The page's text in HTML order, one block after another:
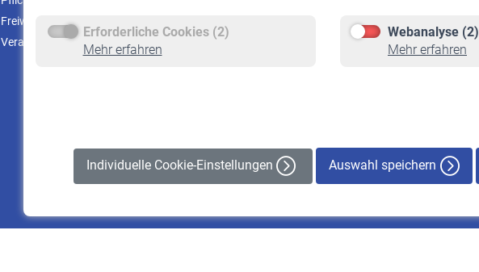
Erforderliche Cookies (2)
Mehr erfahren
Webanalyse (2)
Mehr erfahren
Individuelle Cookie-Einstellungen Auswahl speichern
Freiwillige Versicherung
Veranstaltungen
Staatliche Förderung
Rente beantragen
Rentenauszahlung